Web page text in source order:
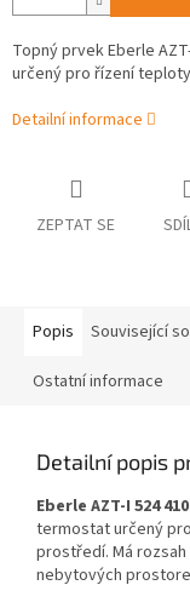
Topný prvek Eberle
určený pro řízení
Detailní informace
ZEPTAT SE
Popis Související
Ostatní informace
Detailní popis
Eberle AZT-I 524 410
termostat určený
prostředí. Má rozsah
nebytových